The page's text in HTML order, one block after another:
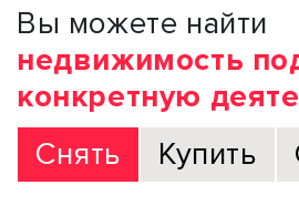
Вы можете найти
недвижимость
конкретную
Снять
Купить